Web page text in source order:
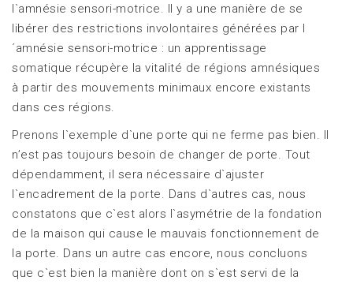
l`amnésie sensori-motrice. Il y a une manière de se
libérer des restrictions involontaires générées par l
´amnésie sensori-motrice : un apprentissage
somatique récupère la vitalité de régions amnésiques
à partir des mouvements minimaux encore existants
dans ces régions.
Prenons l`exemple d`une porte qui ne ferme pas bien. Il
n’est pas toujours besoin de changer de porte. Tout
dépendamment, il sera nécessaire d`ajuster
l`encadrement de la porte. Dans d`autres cas, nous
constatons que c`est alors l`asymétrie de la fondation
de la maison qui cause le mauvais fonctionnement de
la porte. Dans un autre cas encore, nous concluons
que c`est bien la manière dont on s`est servi de la